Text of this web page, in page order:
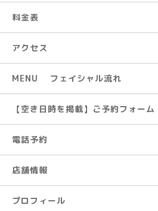
料金表
アクセス
MENU フェイシャル流れ
【空き日時を掲載】ご予約フォーム
電話予約
店舗情報
プロフィール